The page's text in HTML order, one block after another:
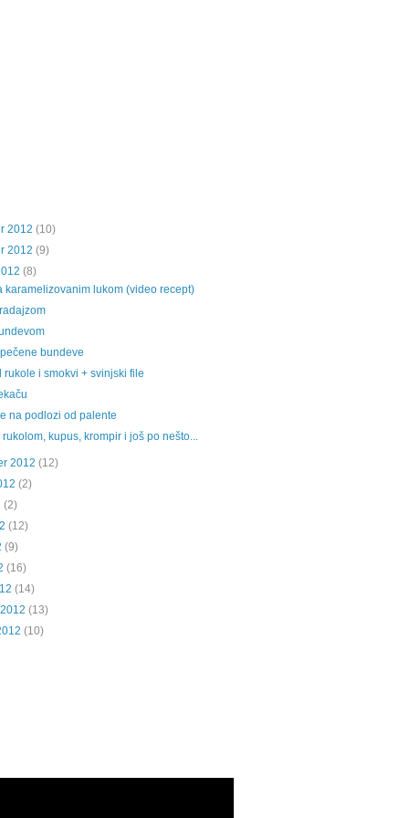
2012 (10)
2012 (9)
(8)
karamelizovanim lukom (video recept)
bundeve
rukole i smokvi + svinjski file
na podlozi od palente
kupus, krompir i još po nešto...
2012 (12)
(2)
(2)
(12)
(9)
(16)
(14)
(13)
(10)